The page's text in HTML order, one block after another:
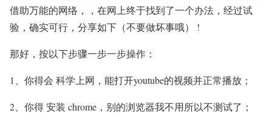
借助万能的网络，，在网上终于找到了一个办法，经过试
验，确实可行，分享如下（不要做坏事哦） !
那好，按以下步骤一步一步操作：
1、你得会 科学上网，能打开youtube的视频并正常播放；
2、你得 安装 chrome，别的浏览器我不用所以不测试了；